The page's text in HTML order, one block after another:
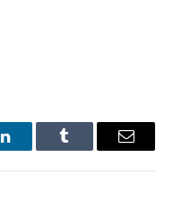
LinkedInTumblr Email